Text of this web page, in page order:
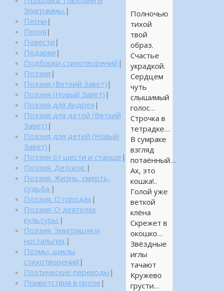
Полночью
тихой
твой
образ.
Счастье
украдкой.
Сердцем
чуть
слышимый
голос…
Строчка в
тетрадке…
В сумраке
взгляд
потаённый…
Ах, это
кошка!..
Голой уже
веткой
клёна
Скрежет в
окошко…
Звёздные
иглы
тачают
Кружево
грусти…
Эпиграммы. |
Песни |
Песня |
Повести |
Подарки |
Подборки стихотворений |
Поэзия |
Поэзия (Ветхий Завет) |
Поэзия (Новый Завет) |
Поэзия для Андрея |
Поэзия для детей (Ветхий
Завет) |
Поэзия для детей (Новый
Завет) |
Поэзия от шести и старше |
Поэзия. Детское. |
Поэзия. Жизнь, смерть,
судьба. |
Поэзия. О городах |
Поэзия. О деятелях
культуры. |
Поэзия. Эмиграция и
ностальгия. |
Поэмы, циклы
стихотворений |
Поэтические переводы |
Приветствия в прозе |